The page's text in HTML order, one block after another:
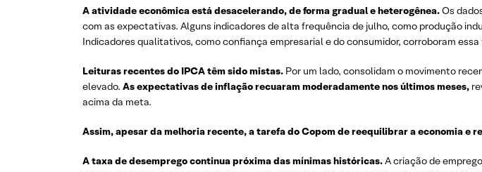
A atividade econômica está desacelerando, de forma gradual e heterogênea.Os
com as expectativas. Alguns indicadores de alta frequência de julho, como produção
Indicadores qualitativos, como confiança empresarial e do consumidor, corroboram
Leituras recentes do IPCA têm sido mistas. Por um lado, consolidam o movimento
elevado. As expectativas de inflação recuaram moderadamente nos últimos meses,
acima da meta.
Assim, apesar da melhoria recente, a tarefa do Copom de reequilibrar a economia e
A taxa de desemprego continua próxima das mínimas históricas.A criação de